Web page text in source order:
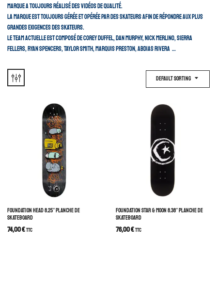
marque a toujours réalisé des vidéos de qualité.
La marque est toujours gérée et opérée par des skateurs afin de répondre aux plus
grandes exigences des skateurs.
Le team actuelle est composé de Corey Duffel, Dan Murphy, Nick Merlino, Sierra
Fellers, Ryan Spencers, Taylor Smith, Marquis Preston, Abdias Rivera …
Default Sorting
FOUNDATION HEAD 8.25″ PLANCHE DE
SKATEBOARD
74,00€TTC
FOUNDATION STAR & MOON 8.38″ PLANCHE DE
SKATEBOARD
76,00€TTC